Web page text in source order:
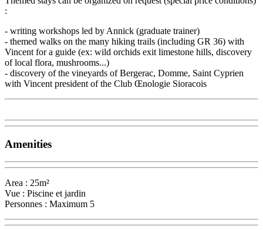
:
- writing workshops led by Annick (graduate trainer)
- themed walks on the many hiking trails (including GR 36) with
Vincent for a guide (ex: wild orchids exit limestone hills, discovery
of local flora, mushrooms...)
- discovery of the vineyards of Bergerac, Domme, Saint Cyprien
with Vincent president of the Club Œnologie Sioracois
Amenities
Area : 25m²
Vue : Piscine et jardin
Personnes : Maximum 5